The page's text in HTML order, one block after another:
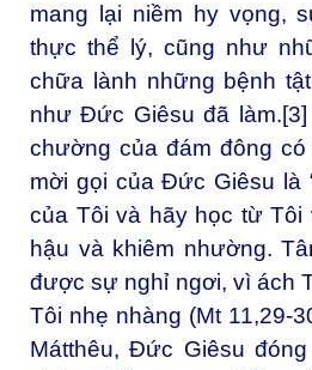
mang lại niềm hy vọng,
thực thể lý, cũng như
chữa lành những bệnh
như Đức Giêsu đã làm.[3]
chường của đám đông
mời gọi của Đức Giêsu là
của Tôi và hãy học từ Tôi
hậu và khiêm nhường.
được sự nghỉ ngơi, vì ách
Tôi nhẹ nhàng (Mt 11,29-
Mátthêu, Đức Giêsu